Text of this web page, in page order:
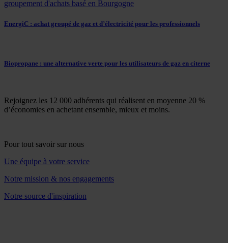
EnergiC : achat groupé de gaz et d’électricité pour les professionnels
Biopropane : une alternative verte pour les utilisateurs de gaz en citerne
Rejoignez les 12 000 adhérents qui réalisent en moyenne 20 %
d’économies en achetant ensemble, mieux et moins.
Pour tout savoir sur nous
Une équipe à votre service
Notre mission & nos engagements
Notre source d'inspiration